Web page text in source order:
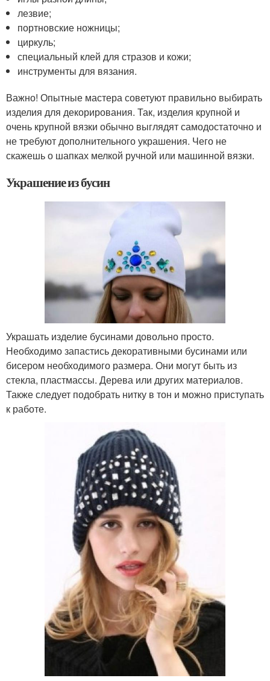
лезвие;
портновские ножницы;
циркуль;
специальный клей для стразов и кожи;
инструменты для вязания.
Важно! Опытные мастера советуют правильно выбирать
изделия для декорирования. Так, изделия крупной и
очень крупной вязки обычно выглядят самодостаточно и
не требуют дополнительного украшения. Чего не
скажешь о шапках мелкой ручной или машинной вязки.
Украшение из бусин
Украшать изделие бусинами довольно просто.
Необходимо запастись декоративными бусинами или
бисером необходимого размера. Они могут быть из
стекла, пластмассы. Дерева или других материалов.
Также следует подобрать нитку в тон и можно приступать
к работе.